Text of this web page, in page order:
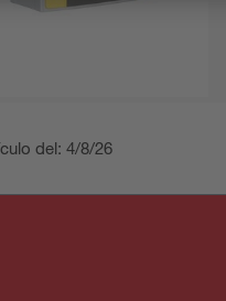
del: 4/8/26